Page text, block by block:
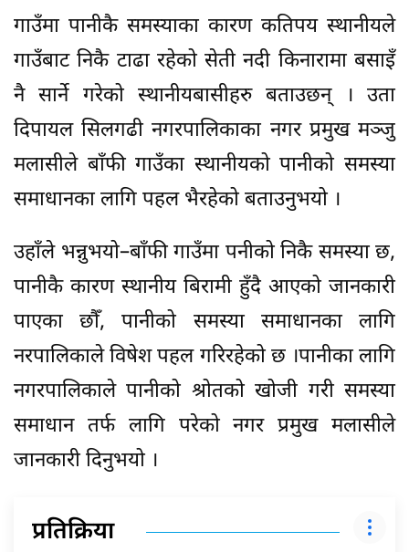
गाउँमा पानीकै समस्याका कारण कतिपय स्थानीयले
गाउँबाट निकै टाढा रहेको सेती नदी किनारामा बसाइँ
नै सार्ने गरेको स्थानीयबासीहरु बताउछन् । उता
दिपायल सिलगढी नगरपालिकाका नगर प्रमुख मञ्जु
मलासीले बाँफी गाउँका स्थानीयको पानीको समस्या
समाधानका लागि पहल भैरहेको बताउनुभयो ।
उहाँले भन्नुभयो–बाँफी गाउँमा पनीको निकै समस्या छ,
पानीकै कारण स्थानीय बिरामी हुँदै आएको जानकारी
पाएका छौँ, पानीको समस्या समाधानका लागि
नरपालिकाले विषेश पहल गरिरहेको छ ।पानीका लागि
नगरपालिकाले पानीको श्रोतको खोजी गरी समस्या
समाधान तर्फ लागि परेको नगर प्रमुख मलासीले
जानकारी दिनुभयो ।
प्रतिक्रिया